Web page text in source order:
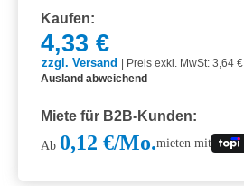
Kaufen:
4,33 €
zzgl. Versand
Preis exkl. MwSt: 3,64 €
Ausland abweichend
Miete für B2B-Kunden:
Ab 0,12 €/Mo.mieten mit